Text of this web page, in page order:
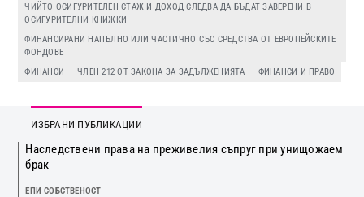
ЧИЙТО ОСИГУРИТЕЛЕН СТАЖ И ДОХОД СЛЕДВА ДА БЪДАТ ЗАВЕРЕНИ В
ОСИГУРИТЕЛНИ КНИЖКИ
ФИНАНСИРАНИ НАПЪЛНО ИЛИ ЧАСТИЧНО СЪС СРЕДСТВА ОТ ЕВРОПЕЙСКИТЕ
ФОНДОВЕ
ФИНАНСИ
ЧЛЕН 212 ОТ ЗАКОНА ЗА ЗАДЪЛЖЕНИЯТА ФИНАНСИ И ПРАВО
ИЗБРАНИ ПУБЛИКАЦИИ
Наследствени права на преживелия съпруг при унищожаем
брак
ЕПИ СОБСТВЕНОСТ